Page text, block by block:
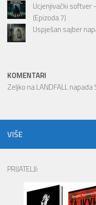
Ucjenjivački softver
(Epizoda 7)
Uspješan sajber
KOMENTARI
Zeljko naLANDFALL
VIŠE
PRIJATELJI: